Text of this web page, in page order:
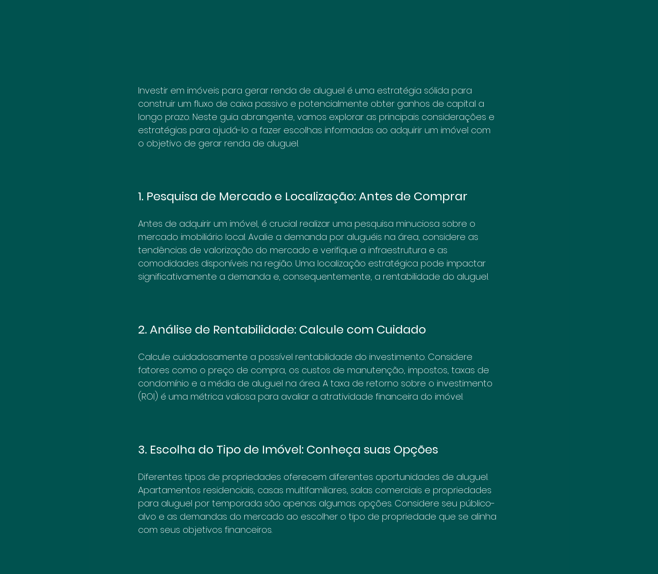
Investir em imóveis para gerar renda de aluguel é uma estratégia sólida para
construir um fluxo de caixa passivo e potencialmente obter ganhos de capital a
longo prazo. Neste guia abrangente, vamos explorar as principais considerações e
estratégias para ajudá-lo a fazer escolhas informadas ao adquirir um imóvel com
o objetivo de gerar renda de aluguel.
1. Pesquisa de Mercado e Localização: Antes de Comprar
Antes de adquirir um imóvel, é crucial realizar uma pesquisa minuciosa sobre o
mercado imobiliário local. Avalie a demanda por aluguéis na área, considere as
tendências de valorização do mercado e verifique a infraestrutura e as
comodidades disponíveis na região. Uma localização estratégica pode impactar
significativamente a demanda e, consequentemente, a rentabilidade do aluguel.
2. Análise de Rentabilidade: Calcule com Cuidado
Calcule cuidadosamente a possível rentabilidade do investimento. Considere
fatores como o preço de compra, os custos de manutenção, impostos, taxas de
condomínio e a média de aluguel na área. A taxa de retorno sobre o investimento
(ROI) é uma métrica valiosa para avaliar a atratividade financeira do imóvel.
3. Escolha do Tipo de Imóvel: Conheça suas Opções
Diferentes tipos de propriedades oferecem diferentes oportunidades de aluguel.
Apartamentos residenciais, casas multifamiliares, salas comerciais e propriedades
para aluguel por temporada são apenas algumas opções. Considere seu público-
alvo e as demandas do mercado ao escolher o tipo de propriedade que se alinha
com seus objetivos financeiros.